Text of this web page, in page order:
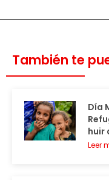
También te
Día
huir
Leer